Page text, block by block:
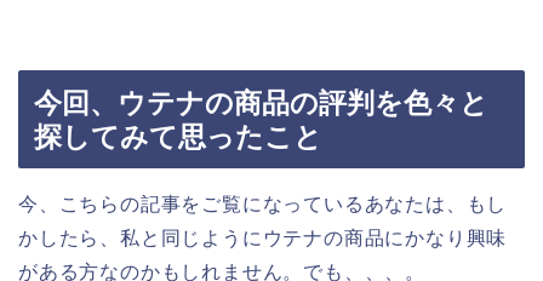
今回、ウテナの商品の評判を色々と
探してみて思ったこと
今、こちらの記事をご覧になっているあなたは、もし
かしたら、私と同じようにウテナの商品にかなり興味
がある方なのかもしれません。でも、、、。